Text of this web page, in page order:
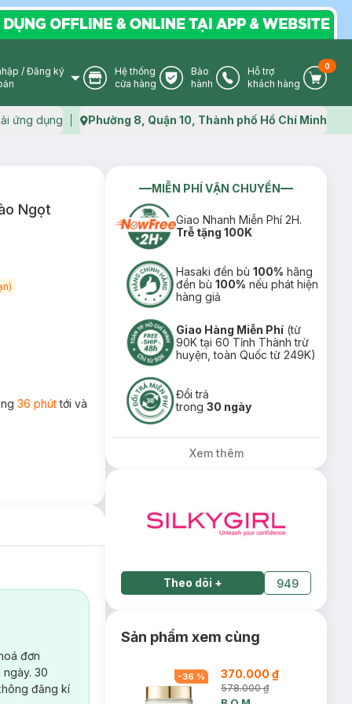
User Icon
/ Đăng ký
Store Icon
Hệ thống
cửa hàng
Warranty Icon
Bảo
hành
Phone Icon
Hỗ trợ
khách hàng
Cart
0
ứng dụng Map icon
Phường 8, Quận 10, Thành phố Hồ Chí Minh
Ngọt
36 phúttới và
đơn
30
đăng kí
MIỄN PHÍ VẬN CHUYỂN
Giao Nhanh Miễn Phí 2H.
Trễ tặng 100K
Hasaki đền bù100% hãng
đền bù100% nếu phát hiện
hàng giả
Giao Hàng Miễn Phí (từ
90K tại 60 Tỉnh Thành trừ
huyện, toàn Quốc từ 249K)
Đổi trả
trong30 ngày
Xem thêm
Theo dõi + 949
Sản phẩm xem cùng
-36 % 370.000 ₫
578.000 ₫